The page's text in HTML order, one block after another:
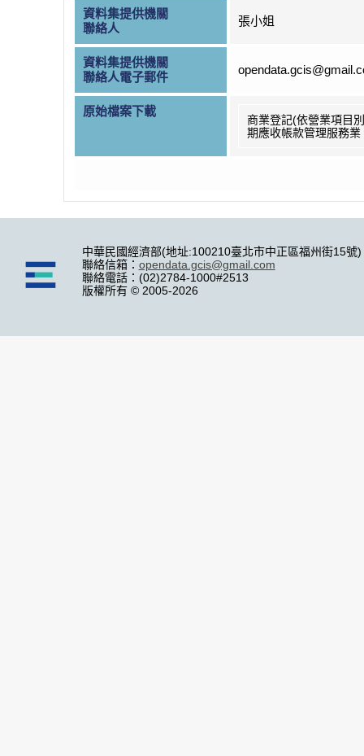
資料集提供機關
聯絡人
張小姐
資料集提供機關
聯絡人電子郵件
原始檔案下載
商業登記(依營業項目
期應收帳款管理服務業
中華民國經濟部(地址:100210臺北市中正區福州街15號)
聯絡信箱： opendata.gcis@gmail.com
聯絡電話：(02)2784-1000#2513
版權所有 © 2005-2026